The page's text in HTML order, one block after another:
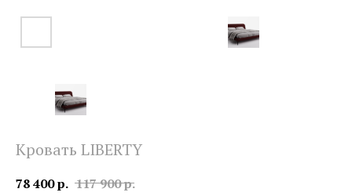
Кровать LIBERTY
78 400р. 117 900р.